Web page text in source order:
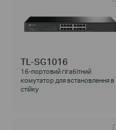
TL-SG1016
16-портовий гігабітний
комутатор для встановлення в
стійку